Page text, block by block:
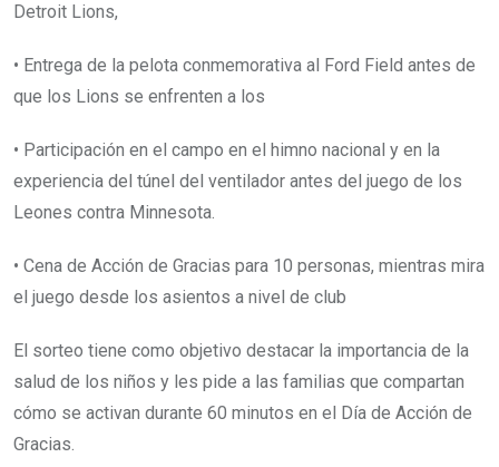
Detroit Lions,
• Entrega de la pelota conmemorativa al Ford Field antes de
que los Lions se enfrenten a los
• Participación en el campo en el himno nacional y en la
experiencia del túnel del ventilador antes del juego de los
Leones contra Minnesota.
• Cena de Acción de Gracias para 10 personas, mientras mira
el juego desde los asientos a nivel de club
El sorteo tiene como objetivo destacar la importancia de la
salud de los niños y les pide a las familias que compartan
cómo se activan durante 60 minutos en el Día de Acción de
Gracias.